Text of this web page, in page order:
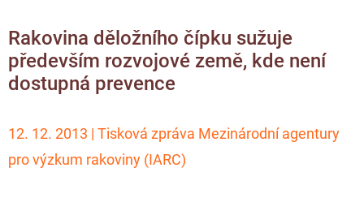
Rakovina děložního čípku sužuje
především rozvojové země, kde není
dostupná prevence
12. 12. 2013 | Tisková zpráva Mezinárodní agentury
pro výzkum rakoviny (IARC)